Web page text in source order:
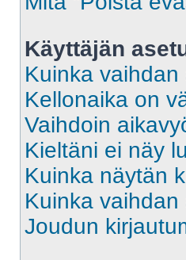
Käyttäjän
Kuinka
Kellonaika on
Vaihdoin
Kieltäni ei näy
Kuinka näytän
Kuinka vaihdan
Joudun